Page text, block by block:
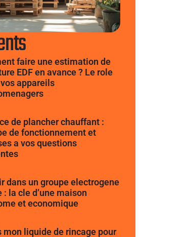
faire une estimation de
EDF en avance ? Le role
appareils
de plancher chauffant :
de fonctionnement et
a vos questions
dans un groupe electrogene
: la cle d’une maison
et economique
mon liquide de rincage pour